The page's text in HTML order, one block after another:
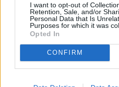
I want to opt-out of
Retention, Sale, and/or
Personal Data that Is
Purposes for which it was
Opted In
CONFIRM
«Πυρά» κατά δήμαρχων,
δικαστών από στελέχη
για το ΝΟΚ